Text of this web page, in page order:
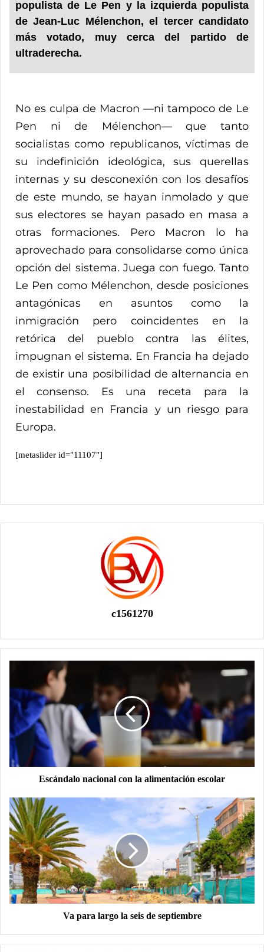
populista de Le Pen y la izquierda populista
de Jean-Luc Mélenchon, el tercer candidato
más votado, muy cerca del partido de
ultraderecha.
No es culpa de Macron —ni tampoco de Le
Pen ni de Mélenchon— que tanto
socialistas como republicanos, víctimas de
su indefinición ideológica, sus querellas
internas y su desconexión con los desafíos
de este mundo, se hayan inmolado y que
sus electores se hayan pasado en masa a
otras formaciones. Pero Macron lo ha
aprovechado para consolidarse como única
opción del sistema. Juega con fuego. Tanto
Le Pen como Mélenchon, desde posiciones
antagónicas en asuntos como la
inmigración pero coincidentes en la
retórica del pueblo contra las élites,
impugnan el sistema. En Francia ha dejado
de existir una posibilidad de alternancia en
el consenso. Es una receta para la
inestabilidad en Francia y un riesgo para
Europa.
[metaslider id="11107"]
c1561270
Escándalo nacional con la alimentación escolar
Va para largo la seis de septiembre